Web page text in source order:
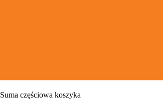
Suma częściowa koszyka